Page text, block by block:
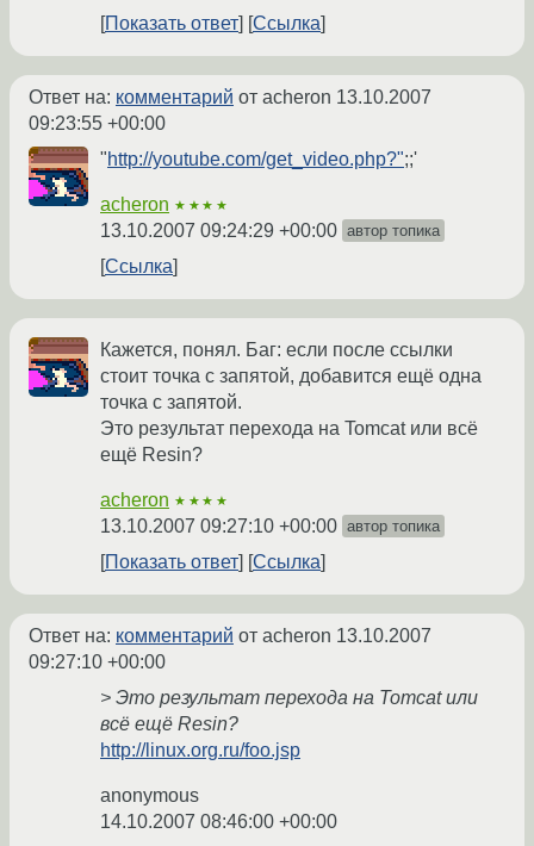
Показать ответ Ссылка
Ответ на: комментарий от acheron 13.10.2007
09:23:55 +00:00
"http://youtube.com/get_video.php?";;'
acheron ★★★★
13.10.2007 09:24:29 +00:00 автор топика
Ссылка
Кажется, понял. Баг: если после ссылки
стоит точка с запятой, добавится ещё одна
точка с запятой.
Это результат перехода на Tomcat или всё
ещё Resin?
acheron ★★★★
13.10.2007 09:27:10 +00:00 автор топика
Показать ответ Ссылка
Ответ на: комментарий от acheron 13.10.2007
09:27:10 +00:00
> Это результат перехода на Tomcat или
всё ещё Resin?
http://linux.org.ru/foo.jsp
anonymous
14.10.2007 08:46:00 +00:00